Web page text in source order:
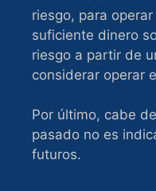
riesgo, para
suficiente dinero
riesgo a partir de
considerar operar
Por último, cabe
pasado no es
futuros.